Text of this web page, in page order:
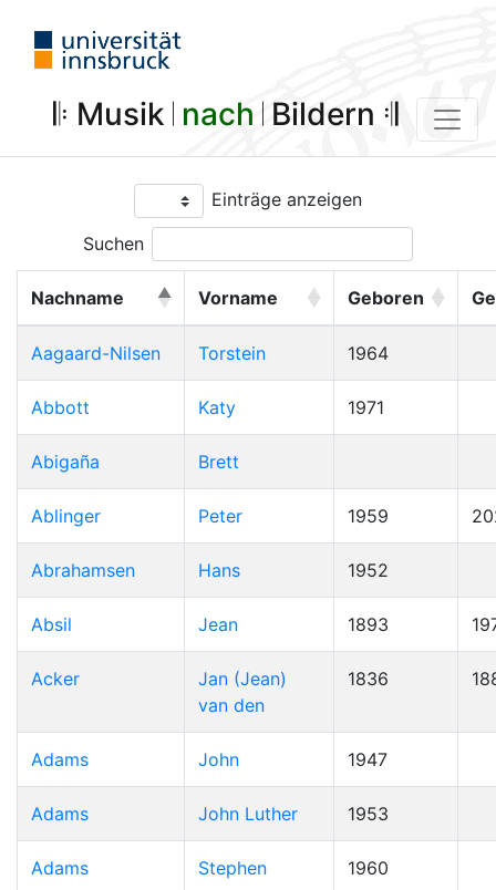
𝄆 Musik 𝄀 nach 𝄀 Bildern 𝄇
Einträge anzeigen
Suchen
Nachname Vorname Geboren
Aagaard-Nilsen Torstein 1964
Abbott Katy 1971
Abigaña Brett
Ablinger Peter 1959
Abrahamsen Hans 1952
Absil Jean 1893
Acker
Jan (Jean)
van den
1836
Adams John 1947
Adams John Luther 1953
Adams Stephen 1960